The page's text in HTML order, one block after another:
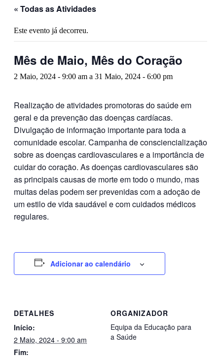
« Todas as Atividades
Este evento já decorreu.
Mês de Maio, Mês do Coração
2 Maio, 2024 - 9:00 am a 31 Maio, 2024 - 6:00 pm
Realização de atividades promotoras do saúde em
geral e da prevenção das doenças cardíacas.
Divulgação de informação importante para toda a
comunidade escolar. Campanha de consciencialização
sobre as doenças cardiovasculares e a importância de
cuidar do coração. As doenças cardiovasculares são
as principais causas de morte em todo o mundo, mas
muitas delas podem ser prevenidas com a adoção de
um estilo de vida saudável e com cuidados médicos
regulares.
Adicionar ao calendário
DETALHES
Início:
2 Maio, 2024 - 9:00 am
Fim:
ORGANIZADOR
Equipa da Educação para
a Saúde